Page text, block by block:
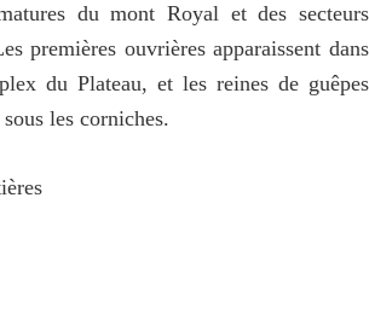
du mont Royal et des secteurs
premières ouvrières apparaissent dans
du Plateau, et les reines de guêpes
les corniches.